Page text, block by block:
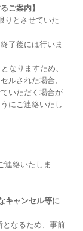
ご案内】
りとさせていた
了後には行いま
なりますため、
ルされた場合、
いただく場合が
にご連絡いたし
絡いたしま
キャンセル等に
なるため、事前